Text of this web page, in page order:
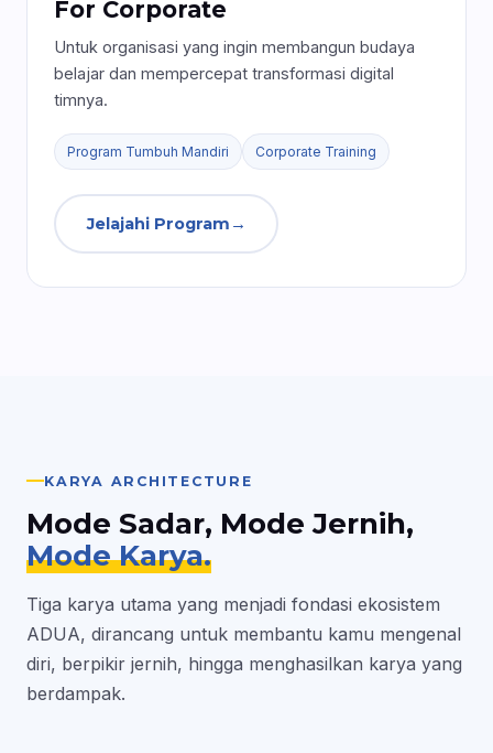
For Corporate
Untuk organisasi yang ingin membangun budaya
belajar dan mempercepat transformasi digital
timnya.
Program Tumbuh Mandiri Corporate Training
Jelajahi Program →
KARYA ARCHITECTURE
Mode Sadar, Mode Jernih,
Mode Karya.
Tiga karya utama yang menjadi fondasi ekosistem
ADUA, dirancang untuk membantu kamu mengenal
diri, berpikir jernih, hingga menghasilkan karya yang
berdampak.